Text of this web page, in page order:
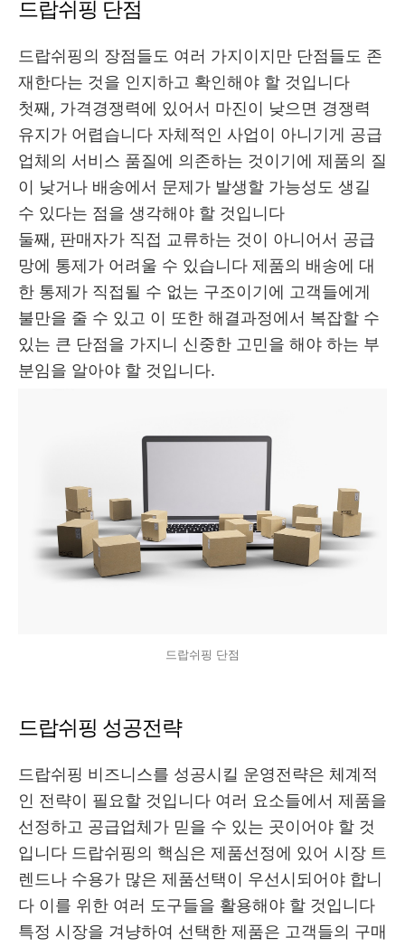
드랍쉬핑 단점
드랍쉬핑의 장점들도 여러 가지이지만 단점들도 존
재한다는 것을 인지하고 확인해야 할 것입니다
첫째, 가격경쟁력에 있어서 마진이 낮으면 경쟁력
유지가 어렵습니다 자체적인 사업이 아니기게 공급
업체의 서비스 품질에 의존하는 것이기에 제품의 질
이 낮거나 배송에서 문제가 발생할 가능성도 생길
수 있다는 점을 생각해야 할 것입니다
둘째, 판매자가 직접 교류하는 것이 아니어서 공급
망에 통제가 어려울 수 있습니다 제품의 배송에 대
한 통제가 직접될 수 없는 구조이기에 고객들에게
불만을 줄 수 있고 이 또한 해결과정에서 복잡할 수
있는 큰 단점을 가지니 신중한 고민을 해야 하는 부
분임을 알아야 할 것입니다.
드랍쉬핑 단점
드랍쉬핑 성공전략
드랍쉬핑 비즈니스를 성공시킬 운영전략은 체계적
인 전략이 필요할 것입니다 여러 요소들에서 제품을
선정하고 공급업체가 믿을 수 있는 곳이어야 할 것
입니다 드랍쉬핑의 핵심은 제품선정에 있어 시장 트
렌드나 수용가 많은 제품선택이 우선시되어야 합니
다 이를 위한 여러 도구들을 활용해야 할 것입니다
특정 시장을 겨냥하여 선택한 제품은 고객들의 구매